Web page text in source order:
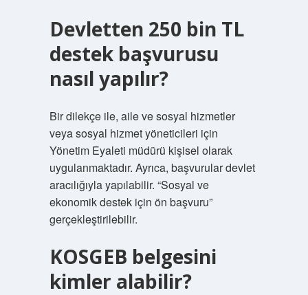
Devletten 250 bin TL
destek başvurusu
nasıl yapılır?
Bir dilekçe ile, aile ve sosyal hizmetler
veya sosyal hizmet yöneticileri için
Yönetim Eyaleti müdürü kişisel olarak
uygulanmaktadır. Ayrıca, başvurular devlet
aracılığıyla yapılabilir. “Sosyal ve
ekonomik destek için ön başvuru”
gerçekleştirilebilir.
KOSGEB belgesini
kimler alabilir?